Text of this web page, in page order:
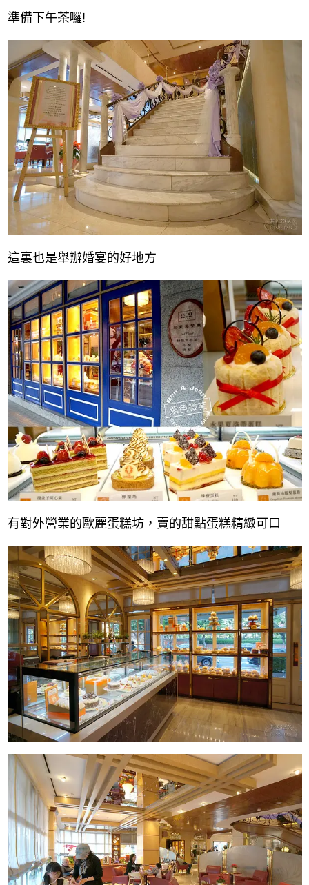
準備下午茶囉!
這裏也是舉辦婚宴的好地方
有對外營業的歐麗蛋糕坊，賣的甜點蛋糕精緻可口